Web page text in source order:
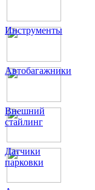
Инструменты
Автобагажники
Внешний
стайлинг
Датчики
парковки